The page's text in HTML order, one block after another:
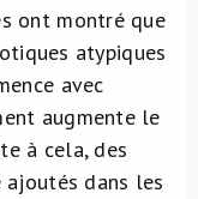
ont montré que
atypiques
avec
augmente le
à cela, des
dans les